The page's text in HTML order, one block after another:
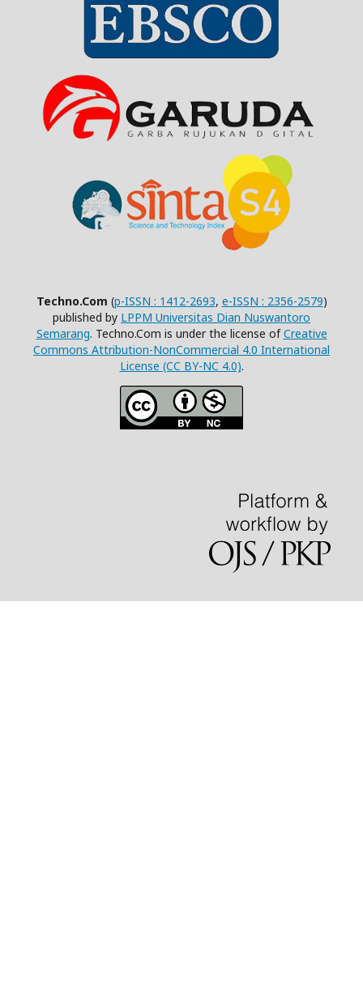
Techno.Com (p-ISSN : 1412-2693, e-ISSN : 2356-2579)
published by LPPM Universitas Dian Nuswantoro
Semarang. Techno.Com is under the license ofCreative
Commons Attribution-NonCommercial 4.0 International
License (CC BY-NC 4.0).